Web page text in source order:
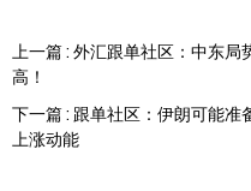
上一篇 : 外汇跟单社区：中东
高！
下一篇 : 跟单社区：伊朗可能
上涨动能